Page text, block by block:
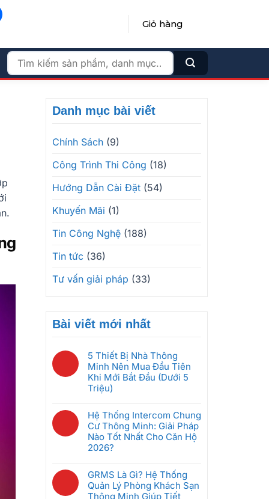
Giỏ hàng
Tìm
kiếm:
Danh mục bài viết
Chính Sách (9)
Công Trình Thi Công (18)
Hướng Dẫn Cài Đặt (54)
Khuyến Mãi (1)
Tin Công Nghệ (188)
Tin tức (36)
Tư vấn giải pháp (33)
Bài viết mới nhất
5 Thiết Bị Nhà Thông
Minh Nên Mua Đầu Tiên
Khi Mới Bắt Đầu (Dưới 5
Triệu)
có
bình
luận
ở
Bị
Nhà
Hệ Thống Intercom Chung
Cư Thông Minh: Giải Pháp
Nào Tốt Nhất Cho Căn Hộ
2026?
có
bình
luận
GRMS Là Gì? Hệ Thống
Quản Lý Phòng Khách Sạn
Thông Minh Giúp Tiết